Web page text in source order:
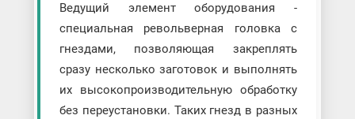
Ведущий элемент оборудования -
специальная револьверная головка с
гнездами, позволяющая закреплять
сразу несколько заготовок и выполнять
их высокопроизводительную обработку
без переустановки. Таких гнезд в разных